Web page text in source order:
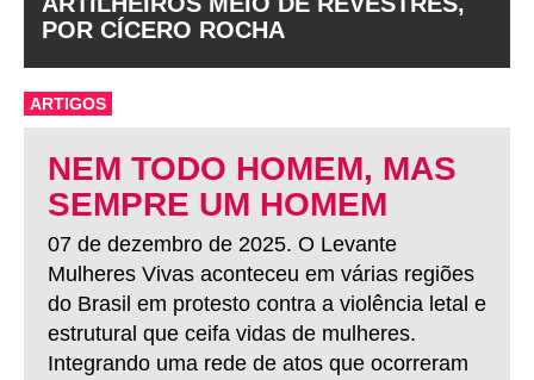
POR CÍCERO ROCHA
ARTIGOS
NEM TODO HOMEM, MAS
SEMPRE UM HOMEM
07 de dezembro de 2025. O Levante
Mulheres Vivas aconteceu em várias regiões
do Brasil em protesto contra a violência letal e
estrutural que ceifa vidas de mulheres.
Integrando uma rede de atos que ocorreram